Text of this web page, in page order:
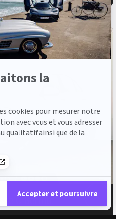
la
cookies pour mesurer notre
avec vous et vous adresser
qualitatif ainsi que de la
Accepter et poursuivre
: Personnalisez vos
C Berline